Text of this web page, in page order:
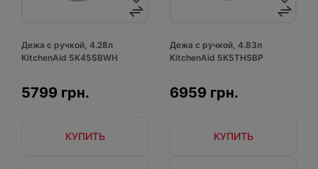
Дежа с ручкой, 4.28л
KitchenAid 5K45SBWH
5799 грн.
КУПИТЬ
Дежа с ручкой, 4.83л
KitchenAid 5K5THSBP
6959 грн.
КУПИТЬ